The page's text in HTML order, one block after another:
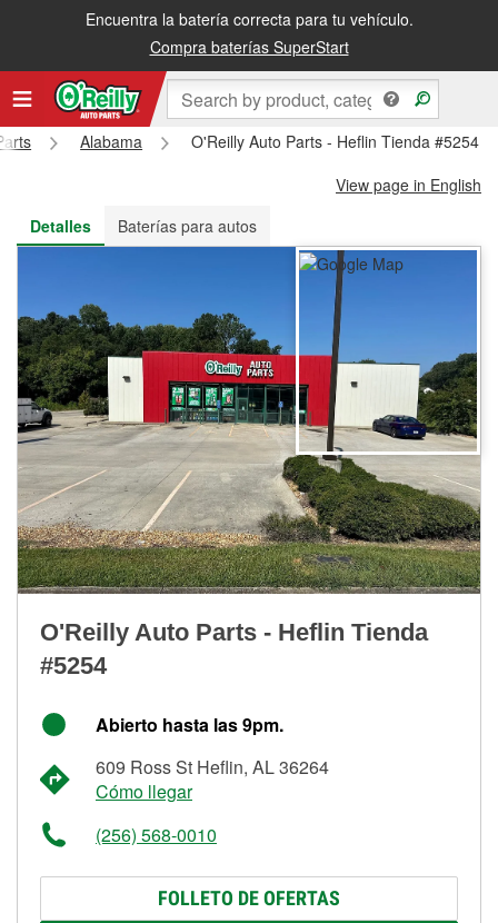
Encuentra la batería correcta para tu vehículo.
Compra baterías SuperStart
Recibe tu orden gratis al día siguiente o recógela en la tienda
Alabama
O'Reilly Auto Parts - Heflin Tienda #5254
View page in English
Detalles
Baterías para autos
O'Reilly Auto Parts - Heflin Tienda
#5254
Abierto hasta las 9pm.
609 Ross St Heflin, AL 36264
Cómo llegar
(256) 568-0010
FOLLETO DE OFERTAS